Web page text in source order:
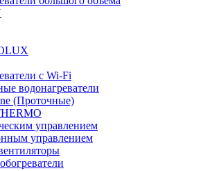
с Wi-Fi
водонагреватели
(Проточные)
управлением
управлением